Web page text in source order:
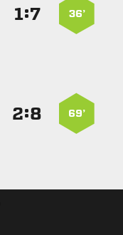
36’
:
69’
: